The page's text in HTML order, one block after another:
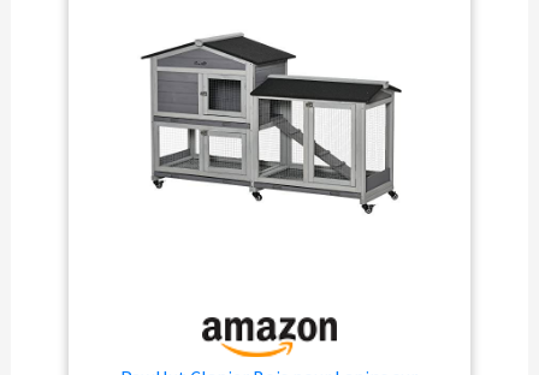
facile avec ouverture par le
haut, portes avec loquet. Il
existe de nombreuses
façons d'accéder à votre
nouvelle villa pour lapin
ainsi que des fenêtres en
filet qui assurent une
bonne ventilation
cette cage à lapin est
incroyablement facile et
intuitif SPÉCIFICATIONS :